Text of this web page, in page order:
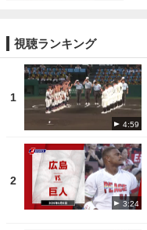
視聴ランキング
1
4:59
2
3:24